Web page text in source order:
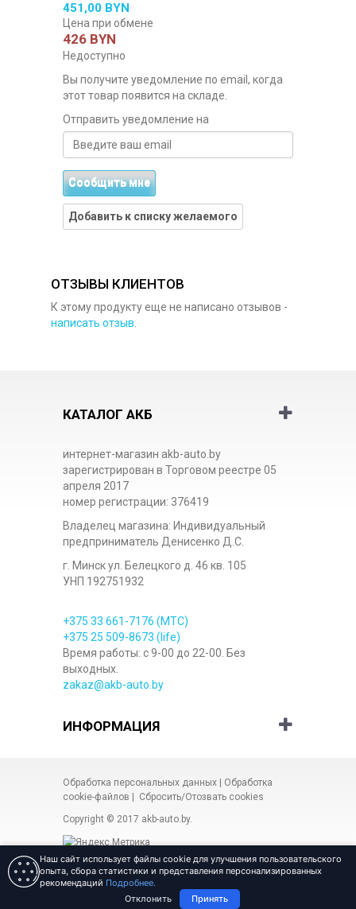
451,00 BYN
Цена при обмене
426 BYN
Недоступно
Вы получите уведомление по email, когда
этот товар появится на складе.
Отправить уведомление на
Сообщить мне
Добавить к списку желаемого
ОТЗЫВЫ КЛИЕНТОВ
К этому продукту еще не написано отзывов -
написать отзыв.
КАТАЛОГ АКБ
интернет-магазин akb-auto.by
зарегистрирован в Торговом реестре 05
апреля 2017
номер регистрации: 376419
Владелец магазина: Индивидуальный
предприниматель Денисенко Д.С.
г. Минск ул. Белецкого д. 46 кв. 105
УНП 192751932
+375 33 661-7176 (МТС)
+375 25 509-8673 (life)
Время работы: с 9-00 до 22-00. Без
выходных.
zakaz@akb-auto.by
ИНФОРМАЦИЯ
Обработка персональных данных
Обработка
cookie-файлов
Сбросить/Отозвать cookies
Copyright © 2017 akb-auto.by.
Разработка сайта Веб-студия
Наш сайт использует файлы cookie для улучшения пользовательского
опыта, сбора статистики и представления персонализированных
рекомендаций Подробнее.
Отклонить
Принять